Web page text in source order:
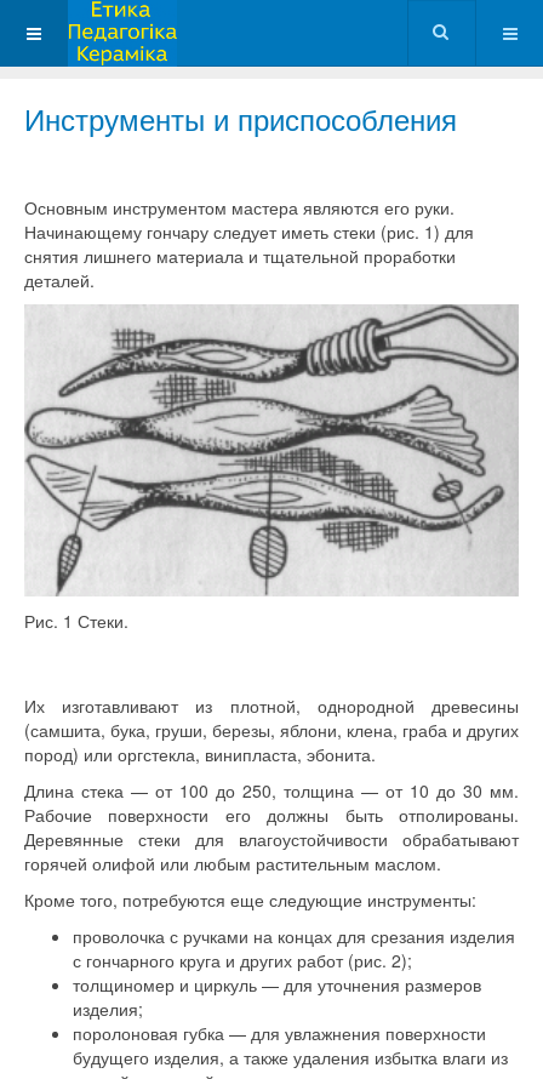
Инструменты и приспособления
Основным инструментом мастера являются его руки.
Начинающему гончару следует иметь стеки (рис. 1) для
снятия лишнего материала и тщательной проработки
деталей.
Рис. 1 Стеки.
Их изготавливают из плотной, однородной древесины
(самшита, бука, груши, березы, яблони, клена, граба и других
пород) или оргстекла, винипласта, эбонита.
Длина стека — от 100 до 250, толщина — от 10 до 30 мм.
Рабочие поверхности его должны быть отполированы.
Деревянные стеки для влагоустойчивости обрабатывают
горячей олифой или любым растительным маслом.
Кроме того, потребуются еще следующие инструменты:
проволочка с ручками на концах для срезания изделия
с гончарного круга и других работ (рис. 2);
толщиномер и циркуль — для уточнения размеров
изделия;
поролоновая губка — для увлажнения поверхности
будущего изделия, а также удаления избытка влаги из